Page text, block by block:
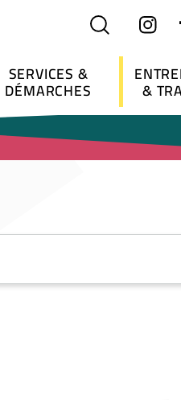
SERVICES &
DÉMARCHES &